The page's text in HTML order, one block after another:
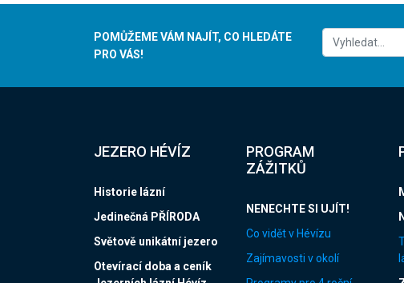
POMŮŽEME VÁM NAJÍT, CO HLEDÁTE
PRO VÁS!
JEZERO HÉVÍZ
Historie lázní
Jedinečná PŘÍRODA
Světově unikátní jezero
Otevírací doba a ceník
PROGRAM
ZÁŽITKŮ
NENECHTE SI UJÍT!
Co vidět v Hévízu
Zajímavosti v okolí